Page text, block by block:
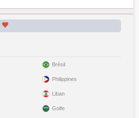
Brésil
Philippines
Liban
Golfe